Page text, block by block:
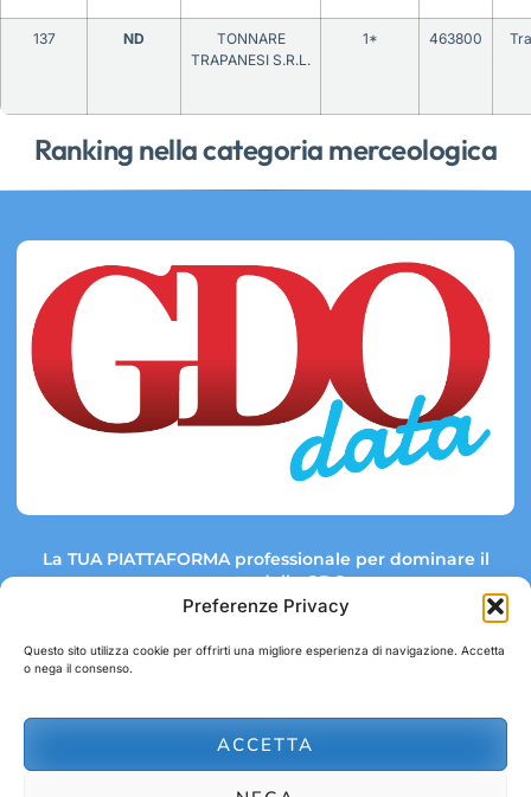
Preferenze Privacy
Questo sito utilizza cookie per offrirti una migliore esperienza di navigazione. Accetta
o nega il consenso.
ACCETTA
Ranking nella categoria merceologica
137 ND
TONNARE
TRAPANESI S.R.L.
1* 463800
La TUA PIATTAFORMA professionale per dominare il
mercato della GDO.
Link rapidi:
abbonamenti@gdodata.it